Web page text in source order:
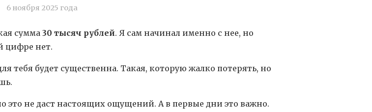
6 ноября 2025 года
сумма 30 тысяч рублей. Я сам начинал именно с нее, но
цифре нет.
тебя будет существенна. Такая, которую жалко потерять, но
это не даст настоящих ощущений. А в первые дни это важно.